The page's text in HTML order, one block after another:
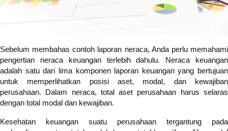
Sebelum membahas contoh laporan neraca, Anda perlu memahami
pengertian neraca keuangan terlebih dahulu. Neraca keuangan
adalah satu dari lima komponen laporan keuangan yang bertujuan
untuk memperlihatkan posisi aset, modal, dan kewajiban
perusahaan. Dalam neraca, total aset perusahaan harus selaras
dengan total modal dan kewajiban.
Kesehatan keuangan suatu perusahaan tergantung pada